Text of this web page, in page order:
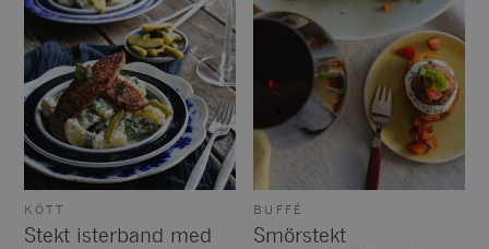
KÖTT
Stekt isterband med
BUFFÉ
Smörstekt